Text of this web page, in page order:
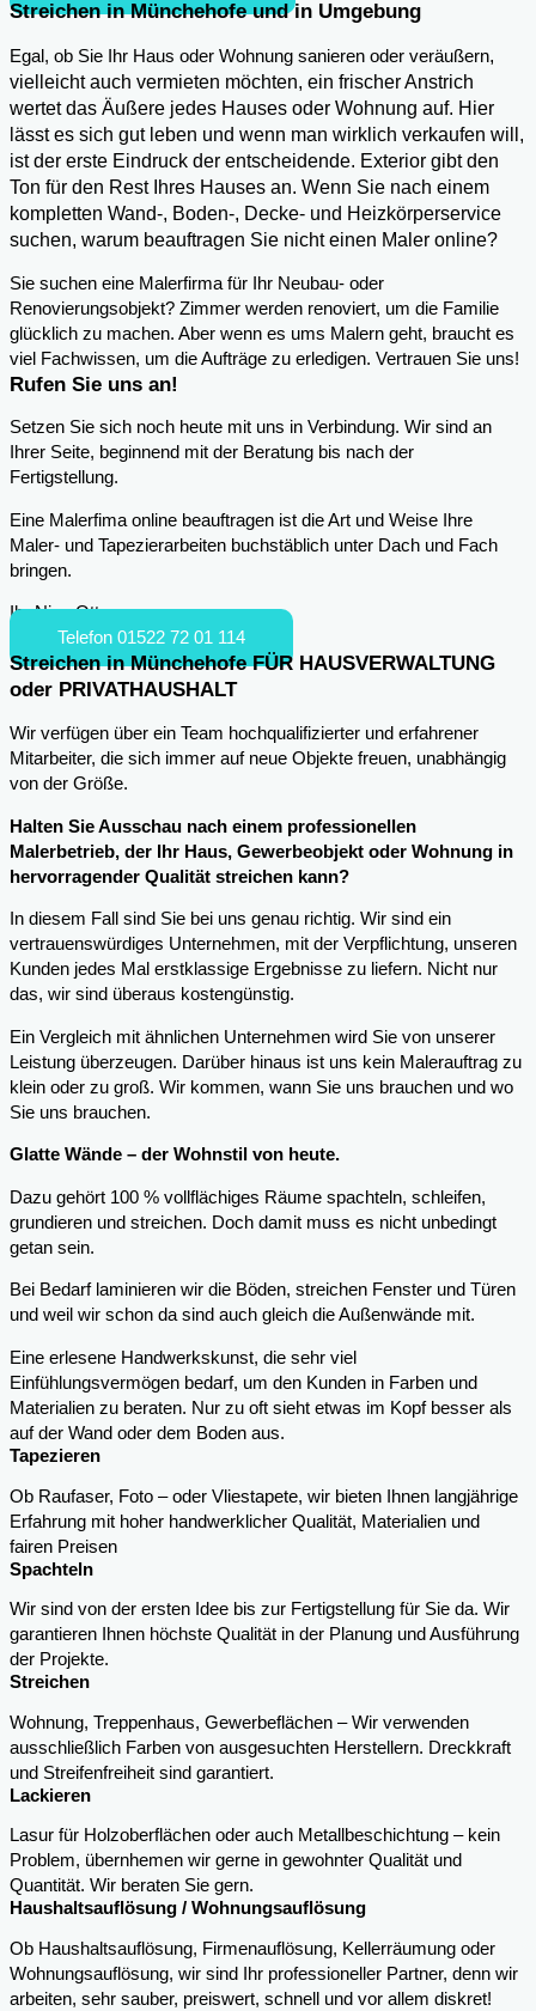
Streichen in Münchehofe und in Umgebung
Egal, ob Sie Ihr Haus oder Wohnung sanieren oder veräußern,
vielleicht auch vermieten möchten, ein frischer Anstrich
wertet das Äußere jedes Hauses oder Wohnung auf. Hier
lässt es sich gut leben und wenn man wirklich verkaufen will,
ist der erste Eindruck der entscheidende. Exterior gibt den
Ton für den Rest Ihres Hauses an. Wenn Sie nach einem
kompletten Wand-, Boden-, Decke- und Heizkörperservice
suchen, warum beauftragen Sie nicht einen Maler online?
Sie suchen eine Malerfirma für Ihr Neubau- oder
Renovierungsobjekt? Zimmer werden renoviert, um die Familie
glücklich zu machen. Aber wenn es ums Malern geht, braucht es
viel Fachwissen, um die Aufträge zu erledigen. Vertrauen Sie uns!
Rufen Sie uns an!
Setzen Sie sich noch heute mit uns in Verbindung. Wir sind an
Ihrer Seite, beginnend mit der Beratung bis nach der
Fertigstellung.
Eine Malerfima online beauftragen ist die Art und Weise Ihre
Maler- und Tapezierarbeiten buchstäblich unter Dach und Fach
bringen.
Ihr Nico Otto
Telefon 01522 72 01 114
Streichen in Münchehofe FÜR HAUSVERWALTUNG
oder PRIVATHAUSHALT
Wir verfügen über ein Team hochqualifizierter und erfahrener
Mitarbeiter, die sich immer auf neue Objekte freuen, unabhängig
von der Größe.
Halten Sie Ausschau nach einem professionellen
Malerbetrieb, der Ihr Haus, Gewerbeobjekt oder Wohnung in
hervorragender Qualität streichen kann?
In diesem Fall sind Sie bei uns genau richtig. Wir sind ein
vertrauenswürdiges Unternehmen, mit der Verpflichtung, unseren
Kunden jedes Mal erstklassige Ergebnisse zu liefern. Nicht nur
das, wir sind überaus kostengünstig.
Ein Vergleich mit ähnlichen Unternehmen wird Sie von unserer
Leistung überzeugen. Darüber hinaus ist uns kein Malerauftrag zu
klein oder zu groß. Wir kommen, wann Sie uns brauchen und wo
Sie uns brauchen.
Glatte Wände – der Wohnstil von heute.
Dazu gehört 100 % vollflächiges Räume spachteln, schleifen,
grundieren und streichen. Doch damit muss es nicht unbedingt
getan sein.
Bei Bedarf laminieren wir die Böden, streichen Fenster und Türen
und weil wir schon da sind auch gleich die Außenwände mit.
Eine erlesene Handwerkskunst, die sehr viel
Einfühlungsvermögen bedarf, um den Kunden in Farben und
Materialien zu beraten. Nur zu oft sieht etwas im Kopf besser als
auf der Wand oder dem Boden aus.
Tapezieren
Ob Raufaser, Foto – oder Vliestapete, wir bieten Ihnen langjährige
Erfahrung mit hoher handwerklicher Qualität, Materialien und
fairen Preisen
Spachteln
Wir sind von der ersten Idee bis zur Fertigstellung für Sie da. Wir
garantieren Ihnen höchste Qualität in der Planung und Ausführung
der Projekte.
Streichen
Wohnung, Treppenhaus, Gewerbeflächen – Wir verwenden
ausschließlich Farben von ausgesuchten Herstellern. Dreckkraft
und Streifenfreiheit sind garantiert.
Lackieren
Lasur für Holzoberflächen oder auch Metallbeschichtung – kein
Problem, übernhemen wir gerne in gewohnter Qualität und
Quantität. Wir beraten Sie gern.
Haushaltsauflösung / Wohnungsauflösung
Ob Haushaltsauflösung, Firmenauflösung, Kellerräumung oder
Wohnungsauflösung, wir sind Ihr professioneller Partner, denn wir
arbeiten, sehr sauber, preiswert, schnell und vor allem diskret!